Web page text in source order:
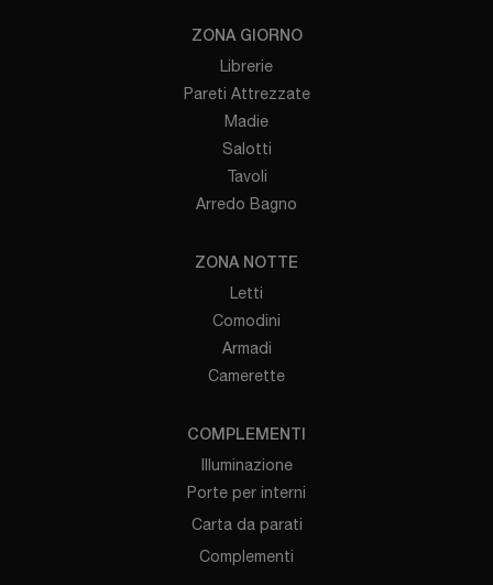
ZONA GIORNO
Librerie
Pareti Attrezzate
Madie
Salotti
Tavoli
Arredo Bagno
ZONA NOTTE
Letti
Comodini
Armadi
Camerette
COMPLEMENTI
Illuminazione
Porte per interni
Carta da parati
Complementi